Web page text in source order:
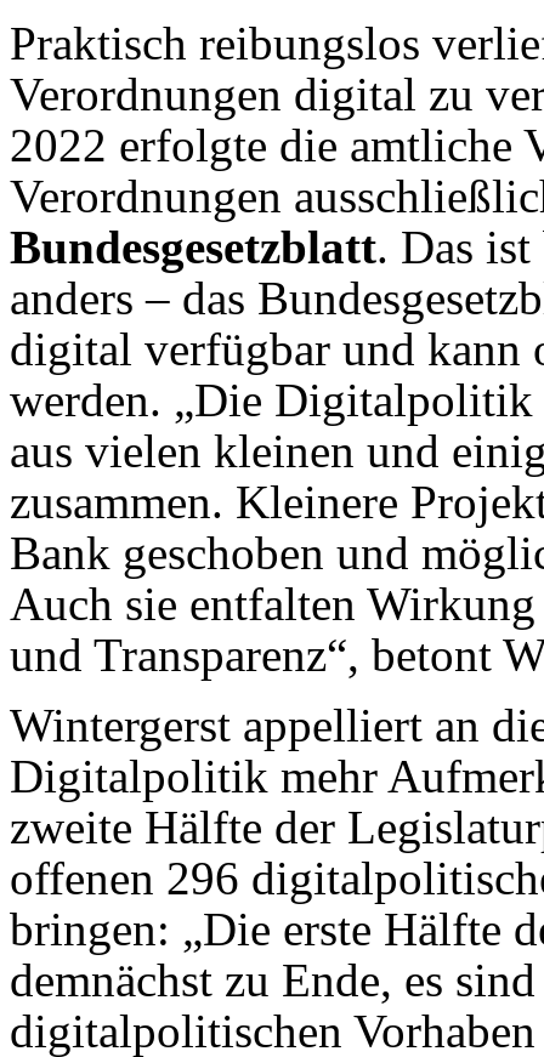
Praktisch reibungslos
Verordnungen digital zu
2022 erfolgte die amtliche
Verordnungen
Bundesgesetzblatt. Das
anders – das
digital verfügbar und kann
werden. „Die Digitalpolitik
aus vielen kleinen und
zusammen. Kleinere
Bank geschoben und
Auch sie entfalten
und Transparenz“, betont
Wintergerst appelliert an
Digitalpolitik mehr
zweite Hälfte der
offenen 296
bringen: „Die erste Hälfte
demnächst zu Ende, es
digitalpolitischen